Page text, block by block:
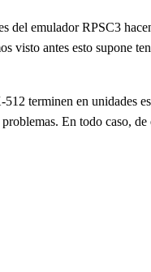
del emulador RPSC3
visto antes esto supone
terminen en unidades
En todo caso,